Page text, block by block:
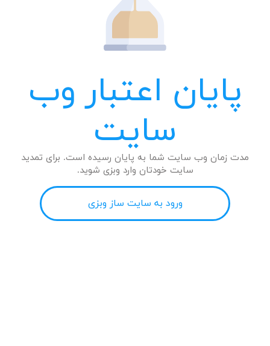
پایان اعتبار وب
سایت
مدت زمان وب سایت شما به پایان رسیده است. برای تمدید
سایت خودتان وارد وبزی شوید.
ورود به سایت ساز وبزی